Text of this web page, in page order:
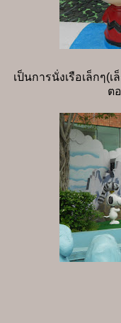
เป็นการนั่งเรือเล็กๆ(
ต